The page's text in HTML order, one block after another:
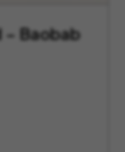
– Baobab